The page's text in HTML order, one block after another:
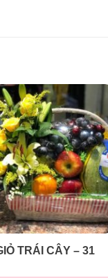
TRÁI CÂY – 31